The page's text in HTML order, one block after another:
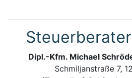
Dipl.-Kfm. Michael
Schmiljanstraße 7,